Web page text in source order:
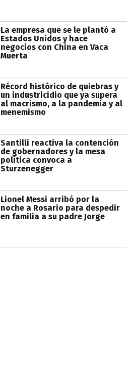
La empresa que se le plantó a
Estados Unidos y hace
negocios con China en Vaca
Muerta
Récord histórico de quiebras y
un industricidio que ya supera
al macrismo, a la pandemia y al
menemismo
Santilli reactiva la contención
de gobernadores y la mesa
política convoca a
Sturzenegger
Lionel Messi arribó por la
noche a Rosario para despedir
en familia a su padre Jorge